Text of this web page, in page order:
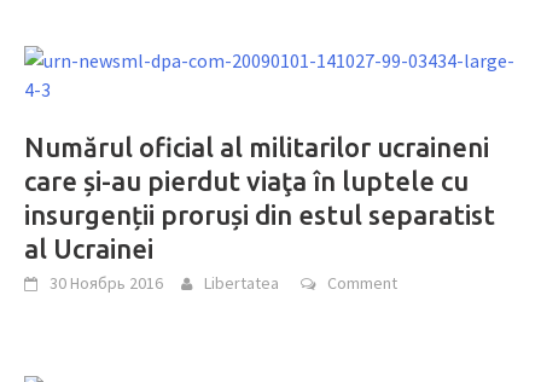
Numărul oficial al militarilor ucraineni
care și-au pierdut viaţa în luptele cu
insurgenții proruși din estul separatist
al Ucrainei
30 Ноябрь 2016 Libertatea Comment